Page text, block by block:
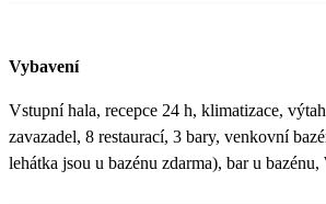
Vybavení
Vstupní hala, recepce 24 h, klimatizace,
zavazadel, 8 restaurací, 3 bary, venkovní
lehátka jsou u bazénu zdarma), bar u